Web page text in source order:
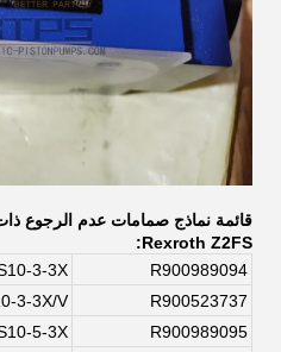
قائمة نماذج صمامات عدم الرجوع
Rexroth Z2FS:
R900989094
3-3X/
R900523737
3-3X/V
R900989095
5-3X/